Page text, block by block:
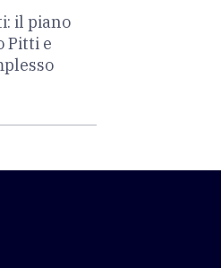
il piano
Pitti e